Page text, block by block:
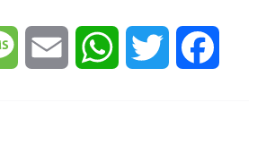
Facebook
Twitter
WhatsApp